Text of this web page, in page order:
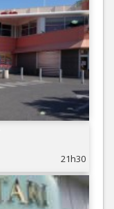
21h30